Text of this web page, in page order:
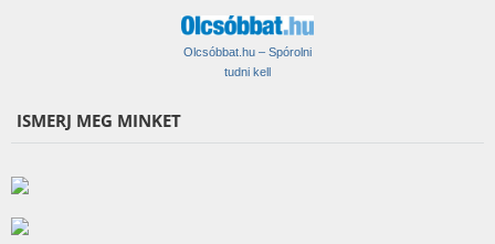
Olcsóbbat.hu – Spórolni
tudni kell
ISMERJ MEG MINKET